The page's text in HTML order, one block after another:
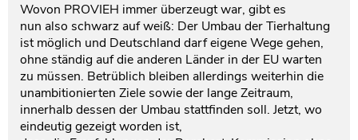
Wovon PROVIEH immer überzeugt war, gibt es
nun also schwarz auf weiß: Der Umbau der Tierhaltung
ist möglich und Deutschland darf eigene Wege gehen,
ohne ständig auf die anderen Länder in der EU warten
zu müssen. Betrüblich bleiben allerdings weiterhin die
unambitionierten Ziele sowie der lange Zeitraum,
innerhalb dessen der Umbau stattfinden soll. Jetzt, wo
eindeutig gezeigt worden ist,